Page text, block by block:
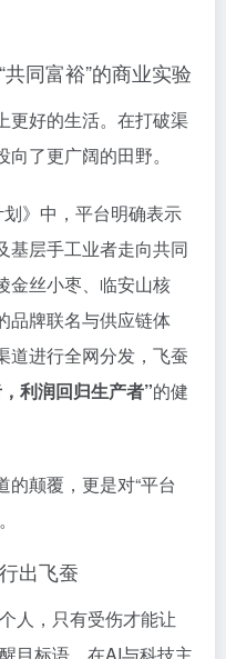
同富裕”的商业实验
更好的生活。在打破渠
了更广阔的田野。
》中，平台明确表示
基层手工业者走向共同
金丝小枣、临安山核
品牌联名与供应链体
道进行全网分发，飞蚕
利润回归生产者”的健
颠覆，更是对“平台
出飞蚕
人，只有受伤才能让